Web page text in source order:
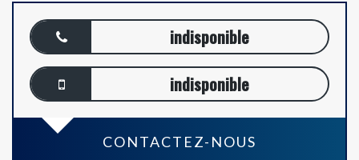
indisponible
indisponible
CONTACTEZ-NOUS